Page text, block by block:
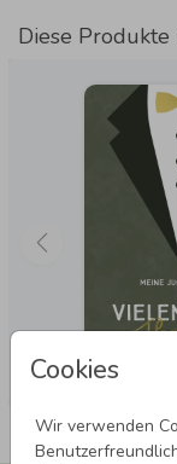
Cookies
Wir verwenden
Diese